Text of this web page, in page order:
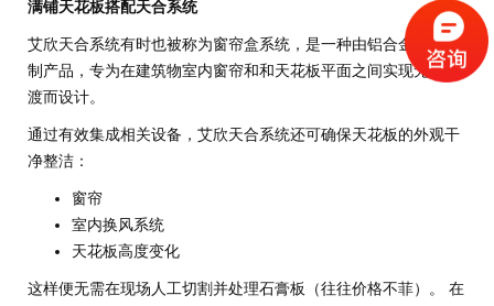
满铺天花板搭配天合系统
艾欣天合系统有时也被称为窗帘盒系统，是一种由铝合金型材预
制产品，专为在建筑物室内窗帘和和天花板平面之间实现无缝过
渡而设计。
通过有效集成相关设备，艾欣天合系统还可确保天花板的外观干
净整洁：
窗帘
室内换风系统
天花板高度变化
这样便无需在现场人工切割并处理石膏板（往往价格不菲）。 在